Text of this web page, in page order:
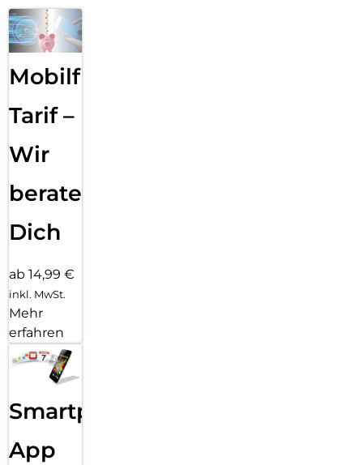
Mobilfunk
Tarif –
Wir
beraten
Dich
ab 14,99 €
inkl. MwSt.
Mehr
erfahren
Smartphone
App